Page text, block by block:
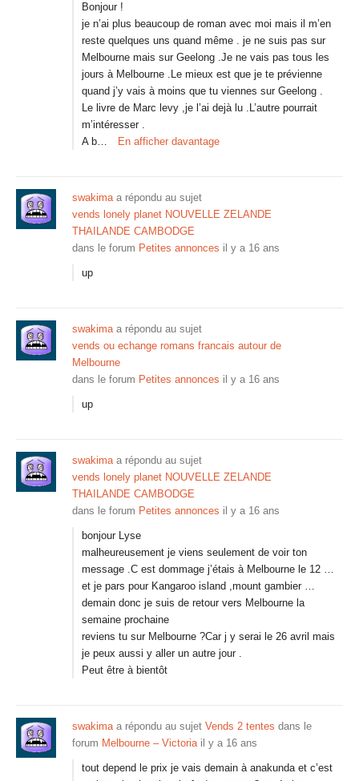
Bonjour !
je n’ai plus beaucoup de roman avec moi mais il m’en
reste quelques uns quand même . je ne suis pas sur
Melbourne mais sur Geelong .Je ne vais pas tous les
jours à Melbourne .Le mieux est que je te prévienne
quand j’y vais à moins que tu viennes sur Geelong .
Le livre de Marc levy ,je l’ai dejà lu .L’autre pourrait
m’intéresser .
A b…
En afficher davantage
swakimaa répondu au sujet
vends lonely planet NOUVELLE ZELANDE
THAILANDE CAMBODGE
dans le forum Petites annonces il y a 16 ans
up
swakimaa répondu au sujet
vends ou echange romans francais autour de
Melbourne
dans le forum Petites annonces il y a 16 ans
up
swakimaa répondu au sujet
vends lonely planet NOUVELLE ZELANDE
THAILANDE CAMBODGE
dans le forum Petites annonces il y a 16 ans
bonjour Lyse
malheureusement je viens seulement de voir ton
message .C est dommage j’étais à Melbourne le 12 …
et je pars pour Kangaroo island ,mount gambier …
demain donc je suis de retour vers Melbourne la
semaine prochaine
reviens tu sur Melbourne ?Car j y serai le 26 avril mais
je peux aussi y aller un autre jour .
Peut être à bientôt
swakimaa répondu au sujet Vends 2 tentes dans le
forum Melbourne – Victoria il y a 16 ans
tout depend le prix je vais demain à anakunda et c’est